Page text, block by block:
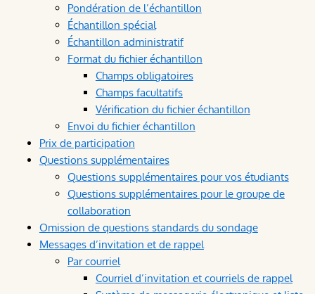
Pondération de l’échantillon
Échantillon spécial
Échantillon administratif
Format du fichier échantillon
Champs obligatoires
Champs facultatifs
Vérification du fichier échantillon
Envoi du fichier échantillon
Prix de participation
Questions supplémentaires
Questions supplémentaires pour vos étudiants
Questions supplémentaires pour le groupe de
collaboration
Omission de questions standards du sondage
Messages d’invitation et de rappel
Par courriel
Courriel d’invitation et courriels de rappel